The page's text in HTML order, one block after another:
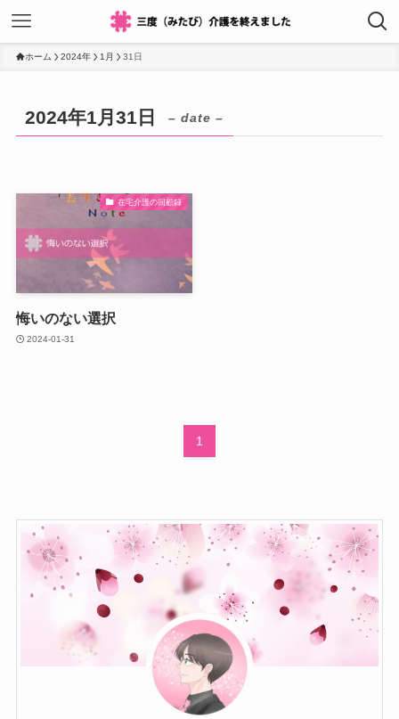
ホーム 2024年 1月 31日
2024年1月31日 – date –
在宅介護の回顧録
悔いのない選択
2024-01-31
1